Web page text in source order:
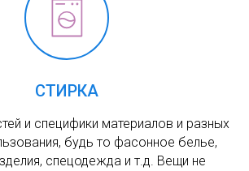
СТИРКА
и специфики материалов и разных
будь то фасонное белье,
спецодежда и т.д. Вещи не